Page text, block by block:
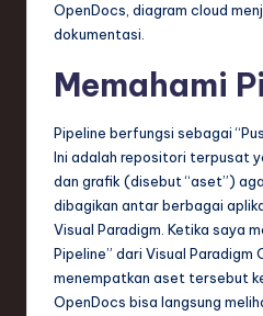
OpenDocs, diagram cloud
dokumentasi.
Memahami
Pipeline berfungsi sebagai
Ini adalah repositori terpusat
dan grafik (disebut “aset”)
dibagikan antar berbagai
Visual Paradigm. Ketika saya
Pipeline” dari Visual Paradigm
menempatkan aset tersebut
OpenDocs bisa langsung